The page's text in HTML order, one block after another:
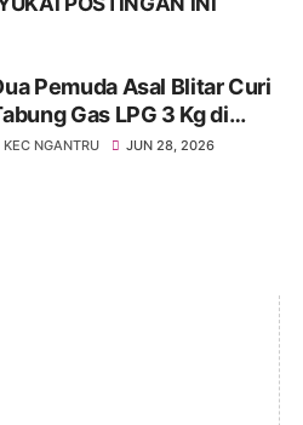
Pemuda Asal Blitar Curi
Gas LPG 3 Kg di
Berakhir
KEC NGANTRU JUN 28, 2026